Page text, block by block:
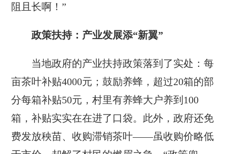
阻且长啊！”
政策扶持：产业发展添“新翼”
当地政府的产业扶持政策落到了实处：每
亩茶叶补贴4000元；鼓励养蜂，超过20箱的部
分每箱补贴50元，村里有养蜂大户养到100
箱，补贴实实在在进了口袋。此外，政府还免
费发放秧苗、收购滞销茶叶——虽收购价略低